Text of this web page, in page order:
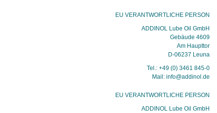
EU VERANTWORTLICHE PERSON
ADDINOL Lube Oil GmbH
Gebäude 4609
Am Haupttor
D-06237 Leuna
Tel.: +49 (0) 3461 845-0
Mail: info@addinol.de
EU VERANTWORTLICHE PERSON
ADDINOL Lube Oil GmbH